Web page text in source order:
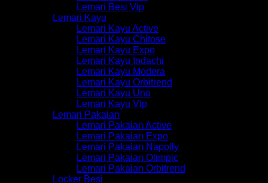
Lemari Besi Vip
Lemari Kayu
Lemari Kayu Active
Lemari Kayu Chitose
Lemari Kayu Expo
Lemari Kayu Indachi
Lemari Kayu Modera
Lemari Kayu Orbitrend
Lemari Kayu Uno
Lemari Kayu Vip
Lemari Pakaian
Lemari Pakaian Active
Lemari Pakaian Expo
Lemari Pakaian Napolly
Lemari Pakaian Olimpic
Lemari Pakaian Orbitrend
Locker Besi